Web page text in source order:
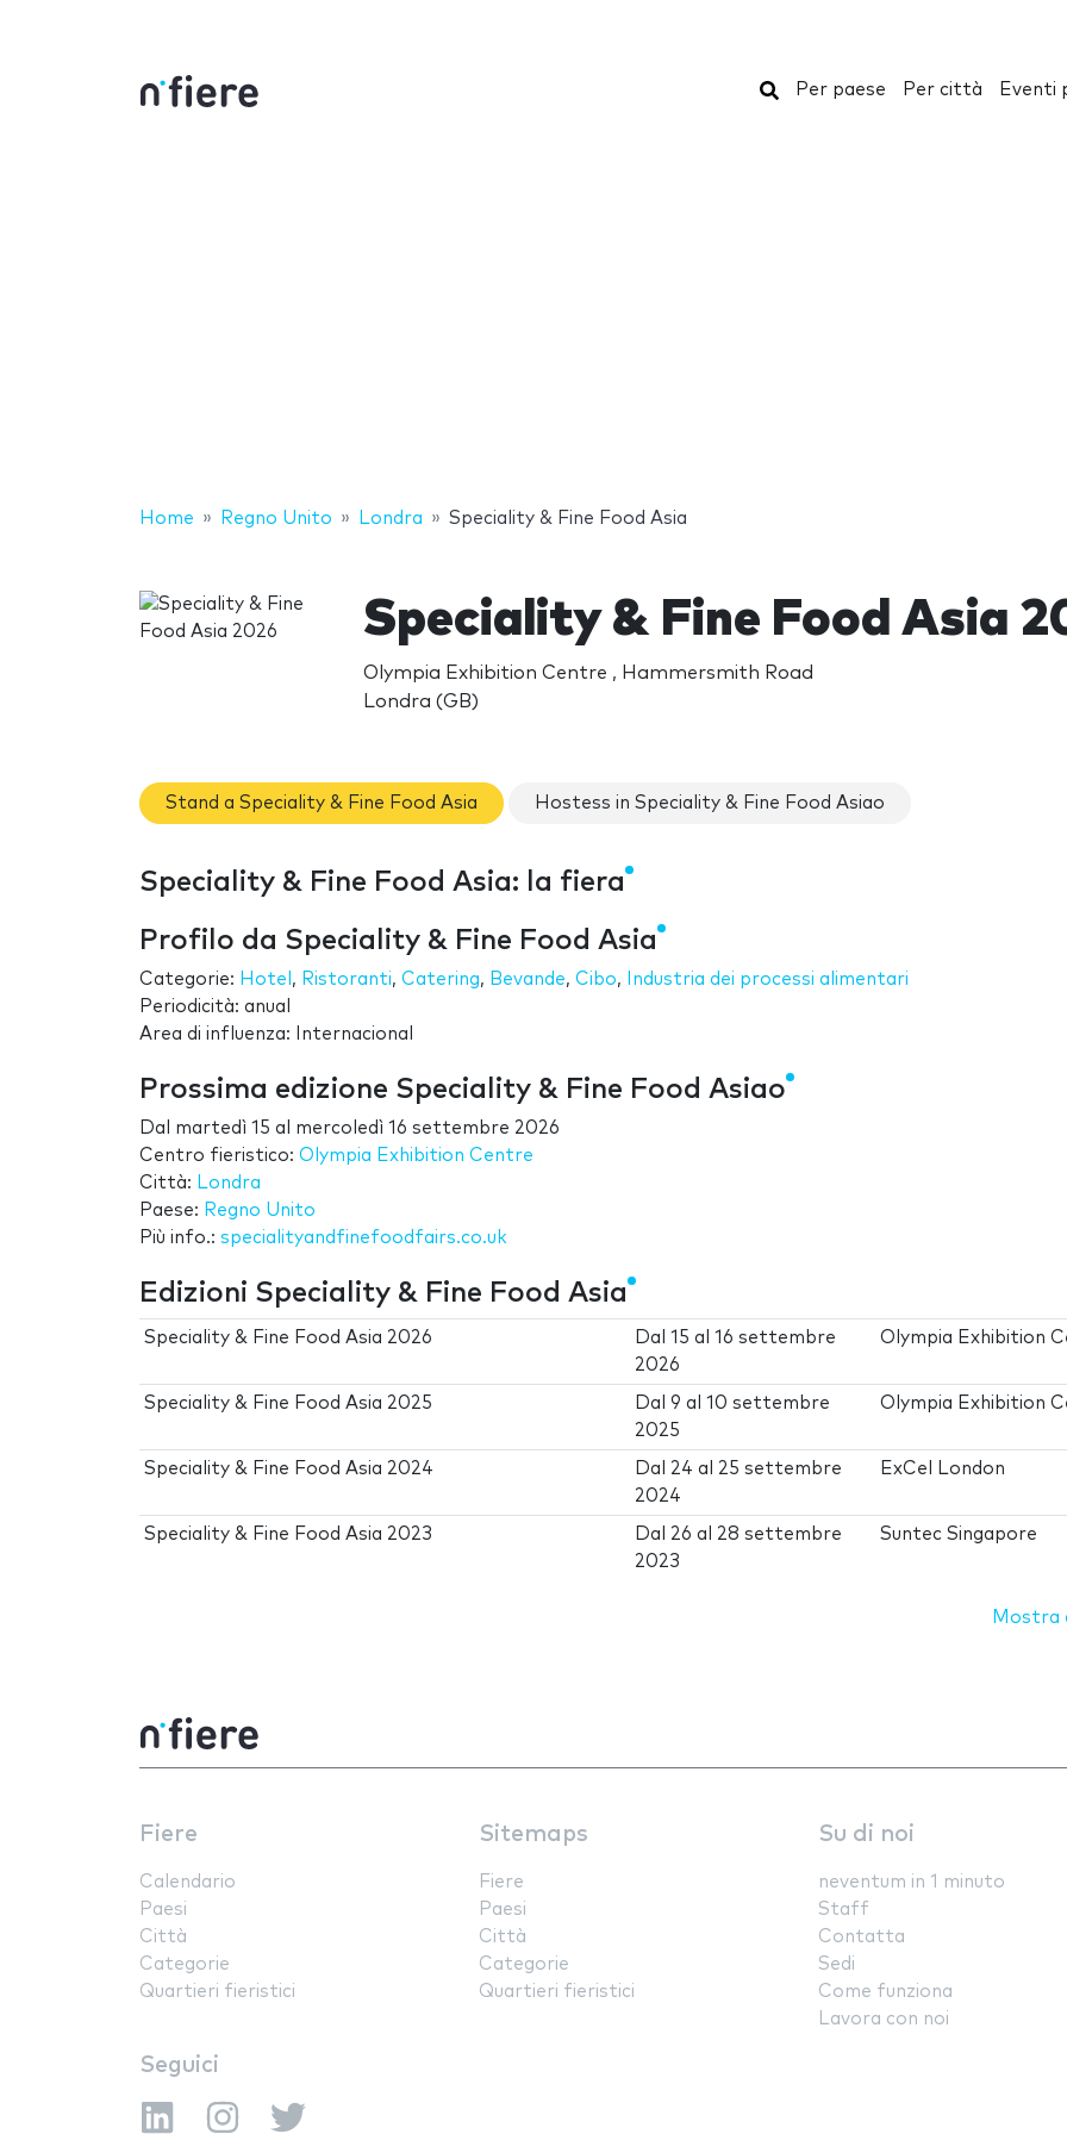
Cerca
Per paese Per città Eventi
Home Regno Unito Londra Speciality & Fine Food Asia
Speciality & Fine Food Asia
Olympia Exhibition Centre , Hammersmith Road
Londra (GB)
Stand a Speciality & Fine Food Asia Hostess in Speciality & Fine Food Asiao
Speciality & Fine Food Asia: la fiera
Profilo da Speciality & Fine Food Asia
Categorie: Hotel , Ristoranti, Catering, Bevande, Cibo,
Industria dei processi alimentari
Periodicità: anual
Area di influenza: Internacional
Prossima edizione Speciality & Fine Food Asiao
Dal martedì 15 al mercoledì 16 settembre 2026
Centro fieristico: Olympia Exhibition Centre
Città: Londra
Paese: Regno Unito
Più info.: specialityandfinefoodfairs.co.uk
Edizioni Speciality & Fine Food Asia
Speciality & Fine Food Asia 2026 Dal15 al16 settembre
2026
Olympia Exhibition
Speciality & Fine Food Asia 2025 Dal9 al10 settembre
2025
Olympia Exhibition
Speciality & Fine Food Asia 2024 Dal 24 al 25 settembre
2024
ExCel London
Speciality & Fine Food Asia 2023 Dal 26 al 28 settembre
2023
Suntec Singapore
Mostra
Fiere
Calendario
Paesi
Città
Categorie
Quartieri fieristici
Sitemaps
Fiere
Paesi
Città
Categorie
Quartieri fieristici
Su di noi
neventum in 1 minuto
Staff
Contatta
Sedi
Come funziona
Lavora con noi
Seguici